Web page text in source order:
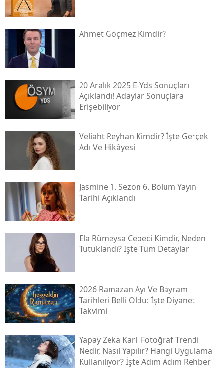
Ahmet Göçmez Kimdir?
20 Aralık 2025 E-Yds Sonuçları
Açıklandı! Adaylar Sonuçlara
Erişebiliyor
Veliaht Reyhan Kimdir? İşte Gerçek
Adı Ve Hikâyesi
Jasmine 1. Sezon 6. Bölüm Yayın
Tarihi Açıklandı
Ela Rümeysa Cebeci Kimdir, Neden
Tutuklandı? İşte Tüm Detaylar
2026 Ramazan Ayı Ve Bayram
Tarihleri Belli Oldu: İşte Diyanet
Takvimi
Yapay Zeka Karlı Fotoğraf Trendi
Nedir, Nasıl Yapılır? Hangi Uygulama
Kullanılıyor? İşte Adım Adım Rehber